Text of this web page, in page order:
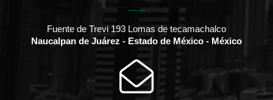
Fuente de Trevi 193 Lomas de tecamachalco
Naucalpan de Juárez - Estado de México - México